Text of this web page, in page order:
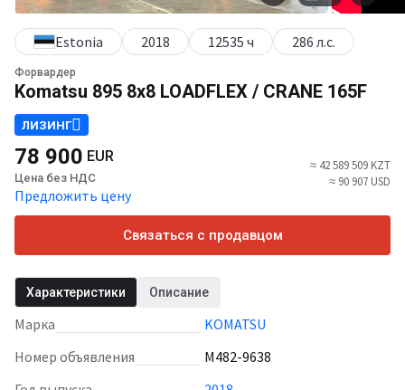
Форвардер
Komatsu 895 8x8 LOADFLEX / CRANE 165F
Estonia 2018 12535 ч 286 л.с.
ЛИЗИНГ
78 900 EUR
Цена без НДС
Предложить цену
≈ 42 589 509 KZT
≈ 90 907 USD
Связаться с продавцом
Характеристики Описание
Марка
KOMATSU
Номер объявления
M482-9638